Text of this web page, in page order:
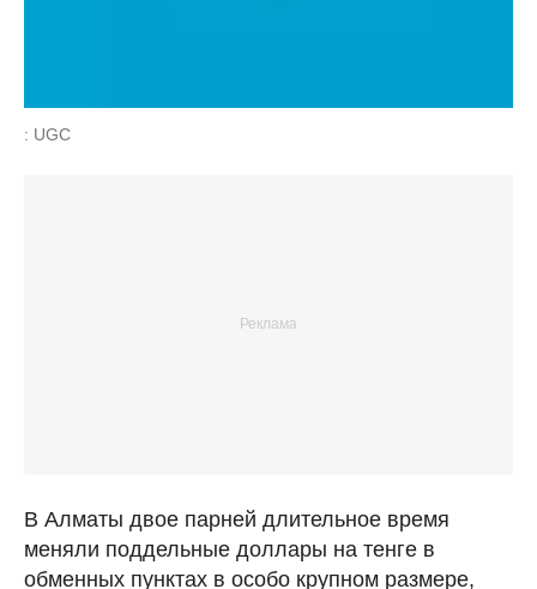
: UGC
В Алматы двое парней длительное время
меняли поддельные доллары на тенге в
обменных пунктах в особо крупном размере,